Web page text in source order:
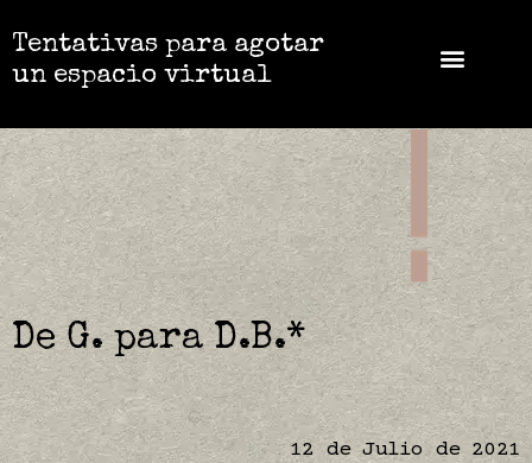
Tentativas para agotar
un espacio virtual
De G. para D.B.*
12 de Julio de 2021